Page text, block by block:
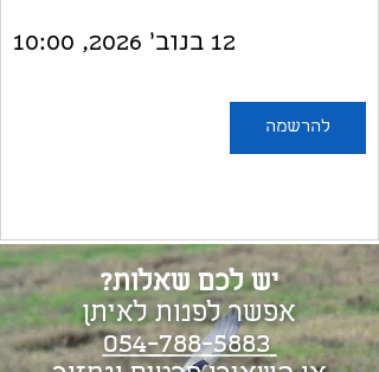
12 בנוב׳ 2026, 10:00
להרשמה
יש לכם שאלות?
אפשר לפנות לאיתן
054-788-5883